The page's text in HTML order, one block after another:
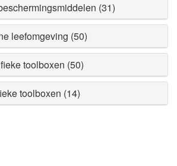
(31)
leefomgeving (50)
toolboxen (50)
toolboxen (14)